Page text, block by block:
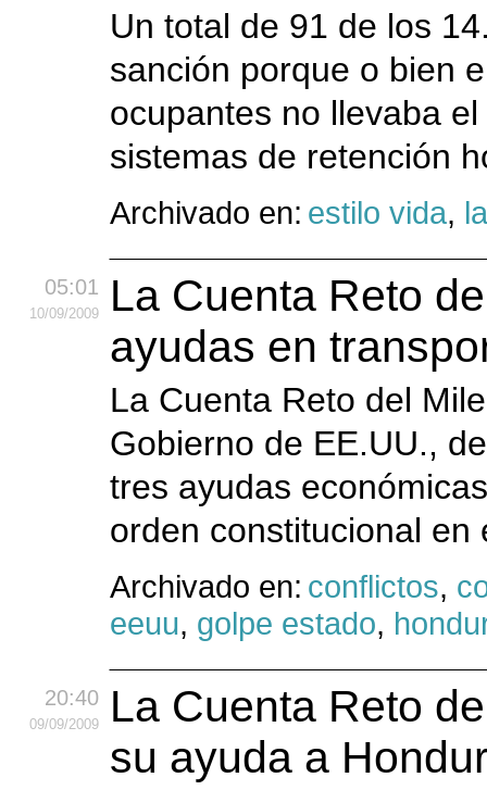
Un total de 91 de los
sanción porque o bien
ocupantes no llevaba
sistemas de retención
Archivado en: estilo vida,
05:01
10/09/2009
La Cuenta Reto
ayudas en
La Cuenta Reto del
Gobierno de EE.UU.,
tres ayudas
orden constitucional
Archivado en: conflictos,
eeuu, golpe estado,
20:40
09/09/2009
La Cuenta Reto
su ayuda a